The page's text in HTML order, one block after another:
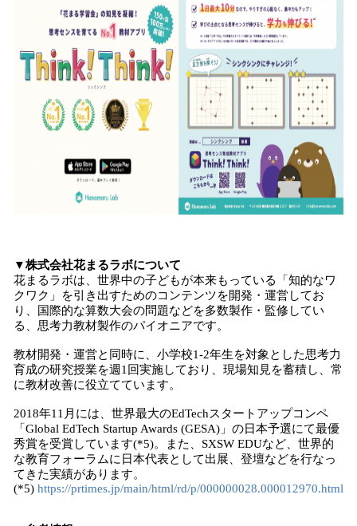
▼株式会社花まるラボについて
花まるラボは、世界中の子どもが本来もっている「知的なワ
クワク」を引き出すためのコンテンツを開発・運営してお
り、国際的な算数大会の問題などを多数製作・監修してい
る、思考力教材製作のパイオニアです。
教材開発・運営と同時に、小学校1-2年生を対象とした思考力
育成の研究授業を週1回実施しており、現場知見を蓄積し、常
に教材改善に役立てています。
2018年11月には、世界最大のEdTechスタートアップコンペ
「Global EdTech Startup Awards (GESA)」の日本予選にて最優
秀賞を受賞しています(*5)。また、SXSW EDUなど、世界的
な教育フォーラムに日本代表として出展、登壇などを行なっ
てきた実績があります。
(*5) https://prtimes.jp/main/html/rd/p/000000028.000012970.html